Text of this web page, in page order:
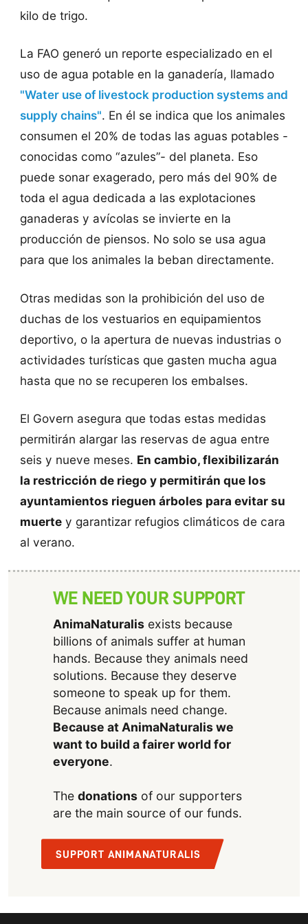
kilo de trigo.
La FAO generó un reporte especializado en el
uso de agua potable en la ganadería, llamado
"Water use of livestock production systems and
supply chains". En él se indica que los animales
consumen el 20% de todas las aguas potables -
conocidas como “azules”- del planeta. Eso
puede sonar exagerado, pero más del 90% de
toda el agua dedicada a las explotaciones
ganaderas y avícolas se invierte en la
producción de piensos. No solo se usa agua
para que los animales la beban directamente.
Otras medidas son la prohibición del uso de
duchas de los vestuarios en equipamientos
deportivo, o la apertura de nuevas industrias o
actividades turísticas que gasten mucha agua
hasta que no se recuperen los embalses.
El Govern asegura que todas estas medidas
permitirán alargar las reservas de agua entre
seis y nueve meses. En cambio, flexibilizarán
la restricción de riego y permitirán que los
ayuntamientos rieguen árboles para evitar su
muertey garantizar refugios climáticos de cara
al verano.
WE NEED YOUR SUPPORT
AnimaNaturalisexists because
billions of animals suffer at human
hands. Because they animals need
solutions. Because they deserve
someone to speak up for them.
Because animals need change.
Because at AnimaNaturalis we
want to build a fairer world for
everyone.
The donationsof our supporters
are the main source of our funds.
SUPPORT ANIMANATURALIS